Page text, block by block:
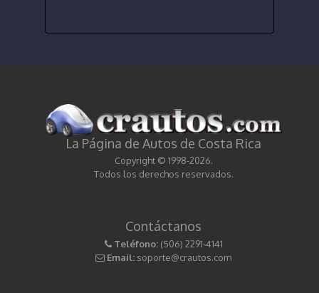
La Página de Autos de Costa Rica
Copyright © 1998-2026.
Todos los derechos reservados.
Contáctanos
Teléfono: (506) 2291-4141
Email: soporte@crautos.com